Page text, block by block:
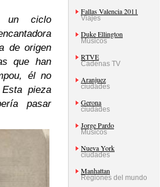
un ciclo
de origen
que han
él no
pieza
pasar
Fallas Valencia 2011
Viajes
Duke Ellington
Músicos
RTVE
Cadenas TV
Aranjuez
ciudades
Gerona
ciudades
Jorge Pardo
Músicos
Nueva York
ciudades
Manhattan
Regiones del mundo